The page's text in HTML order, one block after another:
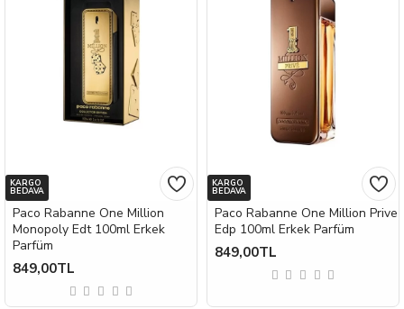
KARGO
BEDAVA
Paco Rabanne One Million
Monopoly Edt 100ml Erkek
Parfüm
849,00TL
KARGO
BEDAVA
Paco Rabanne One Million Prive
Edp 100ml Erkek Parfüm
849,00TL